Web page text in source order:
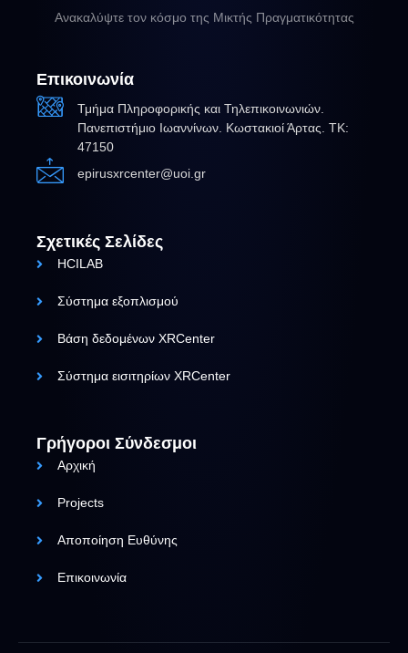
Ανακαλύψτε τον κόσμο της Μικτής Πραγματικότητας
Επικοινωνία
Τμήμα Πληροφορικής και Τηλεπικοινωνιών.
Πανεπιστήμιο Ιωαννίνων. Κωστακιοί Άρτας. ΤΚ:
47150
epirusxrcenter@uoi.gr
Σχετικές Σελίδες
HCILAB
Σύστημα εξοπλισμού
Βάση δεδομένων XRCenter
Σύστημα εισιτηρίων XRCenter
Γρήγοροι Σύνδεσμοι
Αρχική
Projects
Αποποίηση Ευθύνης
Επικοινωνία